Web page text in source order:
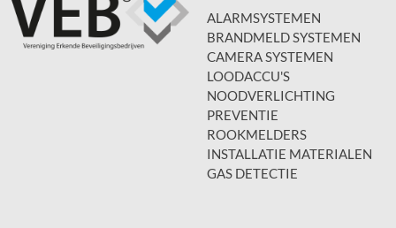
ALARMSYSTEMEN
BRANDMELD SYSTEMEN
CAMERA SYSTEMEN
LOODACCU'S
NOODVERLICHTING
PREVENTIE
ROOKMELDERS
INSTALLATIE MATERIALEN
GAS DETECTIE